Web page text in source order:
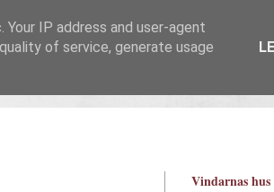
Vindarnas hus
IP address and user-agent
of service, generate usage